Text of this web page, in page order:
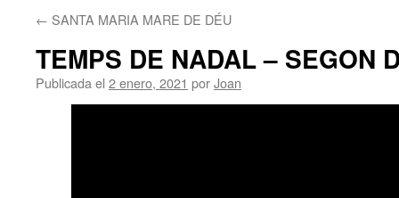
← SANTA MARIA MARE DE DÉU
TEMPS DE NADAL – SEGON
Publicada el 2 enero, 2021 porJoan